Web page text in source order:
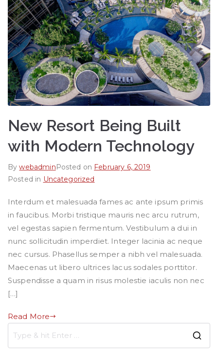
New Resort Being Built
with Modern Technology
BywebadminPosted on February 6, 2019
Posted in Uncategorized
Interdum et malesuada fames ac ante ipsum primis
in faucibus. Morbi tristique mauris nec arcu rutrum,
vel egestas sapien fermentum. Vestibulum a dui in
nunc sollicitudin imperdiet. Integer lacinia ac neque
nec cursus. Phasellus semper a nibh vel malesuada.
Maecenas ut libero ultrices lacus sodales porttitor.
Suspendisse a quam in risus molestie iaculis non nec
[…]
Read More